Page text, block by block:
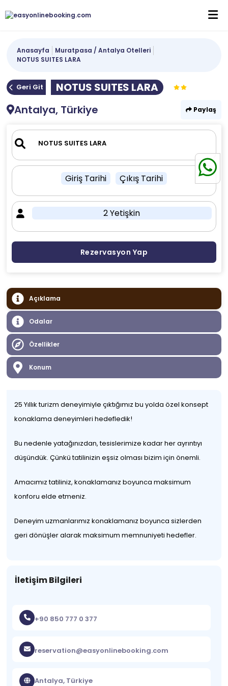
Anasayfa
Muratpasa / Antalya Otelleri
NOTUS SUITES LARA
Geri Git
NOTUS SUITES LARA
Antalya, Türkiye
Paylaş
Giriş Tarihi Çıkış Tarihi
2 Yetişkin
Rezervasyon Yap
Açıklama
Odalar
Özellikler
Konum
25 Yıllık turizm deneyimiyle çıktığımız bu yolda özel konsept
konaklama deneyimleri hedefledik!
Bu nedenle yatağınızdan, tesislerimize kadar her ayrıntıyı
düşündük. Çünkü tatilinizin eşsiz olması bizim için önemli.
Amacımız tatiliniz, konaklamanız boyunca maksimum
konforu elde etmeniz.
Deneyim uzmanlarımız konaklamanız boyunca sizlerden
geri dönüşler alarak maksimum memnuniyeti hedefler.
İletişim Bilgileri
+90 850 777 0 377
reservation@easyonlinebooking.com
Antalya, Türkiye